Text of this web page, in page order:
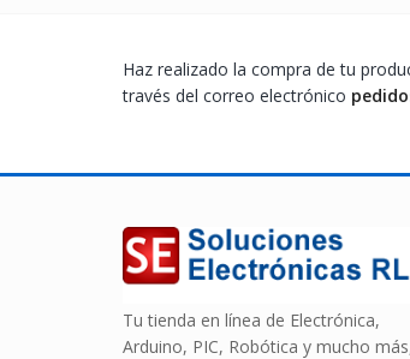
Haz realizado la compra de tu
través del correo electrónico
Tu tienda en línea de Electrónica,
Arduino, PIC, Robótica y mucho